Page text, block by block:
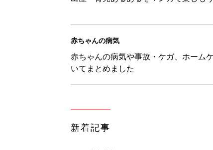
赤ちゃん・育児
大人サンダル「サッと履きや
赤ちゃん・育児
子どもの水難事故は、7歳・